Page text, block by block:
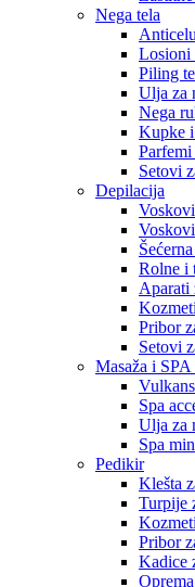
Nega tela
Losioni
Piling
Ulja za
Nega
Kupke
Setovi
Depilacija
Rolne i
Aparati
Pribor
Setovi
Masaža i SPA
Spa
Ulja za
Spa
Pedikir
Klešta
Turpije
Pribor
Kadice